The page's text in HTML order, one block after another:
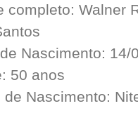
completo: Walner
Nascimento: 14/
50 anos
de Nascimento: